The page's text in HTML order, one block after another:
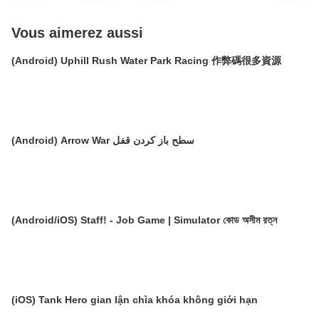
Vous aimerez aussi
(Android) Uphill Rush Water Park Racing 作弊碼很多資源
(Android) Arrow War سطح باز کردن قفل
(Android/iOS) Staff! - Job Game | Simulator কোড অসীম রত্ন
(iOS) Tank Hero gian lận chìa khóa không giới hạn